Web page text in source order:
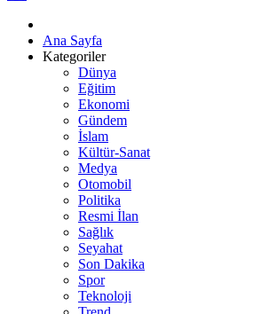
Ana Sayfa
Kategoriler
Dünya
Eğitim
Ekonomi
Gündem
İslam
Kültür-Sanat
Medya
Otomobil
Politika
Resmi İlan
Sağlık
Seyahat
Son Dakika
Spor
Teknoloji